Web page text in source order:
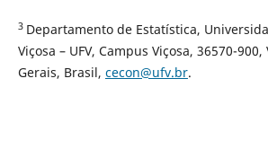
3 Departamento de Estatística,
Viçosa – UFV, Campus Viçosa, 36570-
Gerais, Brasil, cecon@ufv.br.